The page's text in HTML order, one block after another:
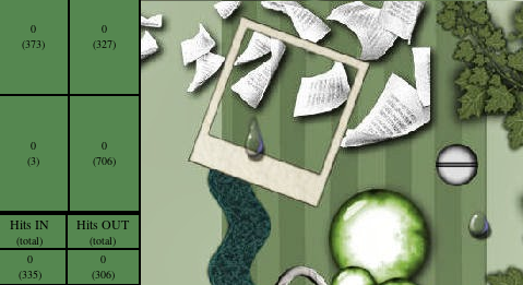
0
(373)
0
(327)
0
(3)
0
(706)
Hits IN
(total)
Hits OUT
(total)
0
(335)
0
(306)